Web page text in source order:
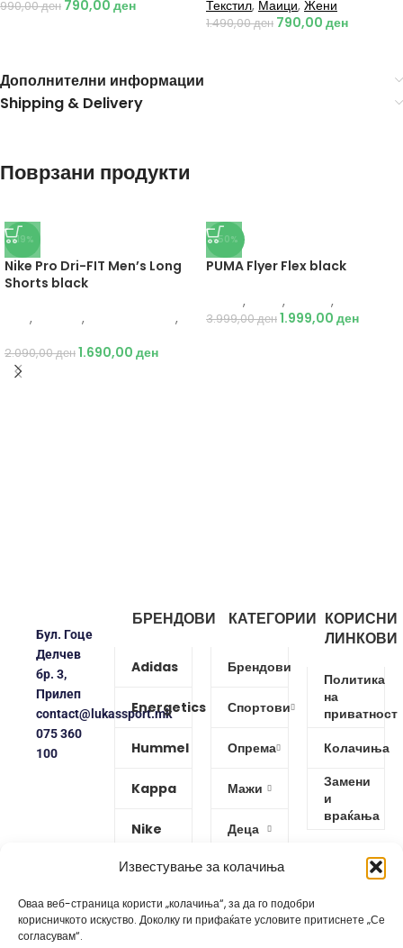
Известување за колачиња
Оваа веб-страница користи „колачиња“, за да го подобри
корисничкото искуство. Доколку ги прифаќате условите притиснете „Се
согласувам“.
990,00ден 790,00 ден
Текстил, Маици, Жени
1.490,00ден 790,00 ден
Дополнителни информации
Shipping & Delivery
Поврзани продукти
-19%
Nike Pro Dri-FIT Men’s Long
Shorts black
, ,
,
2.090,00ден1.690,00 ден
-50%
PUMA Flyer Flex black
, , ,
3.999,00ден1.999,00 ден
Бул. Гоце
Делчев
бр. 3,
Прилеп
contact@lukassport.mk
075 360
100
БРЕНДОВИ
Adidas
Energetics
Hummel
Kappa
Nike
Protouch
Puma
КАТЕГОРИИ
Брендови
Спортови
Опрема
Мажи
Деца
Жени
КОРИСНИ
ЛИНКОВИ
Политика
на
приватност
Колачиња
Замени
и
враќања